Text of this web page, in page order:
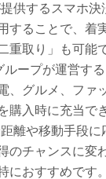
供するスマホ決
することで、着
重取り」も可能
ープが運営す
、グルメ、ファ
購入時に充当で
離や移動手段に
のチャンスに変
におすすめです。